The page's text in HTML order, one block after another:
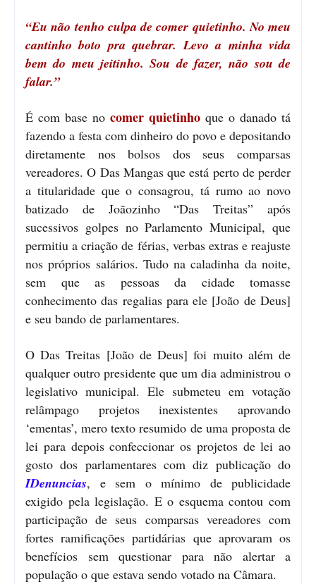
“Eu não tenho culpa de comer quietinho. No meu
cantinho boto pra quebrar. Levo a minha vida
bem do meu jeitinho. Sou de fazer, não sou de
falar.”
É com base no comer quietinho que o danado tá
fazendo a festa com dinheiro do povo e depositando
diretamente nos bolsos dos seus comparsas
vereadores. O Das Mangas que está perto de perder
a titularidade que o consagrou, tá rumo ao novo
batizado de Joãozinho “Das Treitas” após
sucessivos golpes no Parlamento Municipal, que
permitiu a criação de férias, verbas extras e reajuste
nos próprios salários. Tudo na caladinha da noite,
sem que as pessoas da cidade tomasse
conhecimento das regalias para ele [João de Deus]
e seu bando de parlamentares.
O Das Treitas [João de Deus] foi muito além de
qualquer outro presidente que um dia administrou o
legislativo municipal. Ele submeteu em votação
relâmpago projetos inexistentes aprovando
‘ementas’, mero texto resumido de uma proposta de
lei para depois confeccionar os projetos de lei ao
gosto dos parlamentares com diz publicação do
IDenuncias, e sem o mínimo de publicidade
exigido pela legislação. E o esquema contou com
participação de seus comparsas vereadores com
fortes ramificações partidárias que aprovaram os
benefícios sem questionar para não alertar a
população o que estava sendo votado na Câmara.